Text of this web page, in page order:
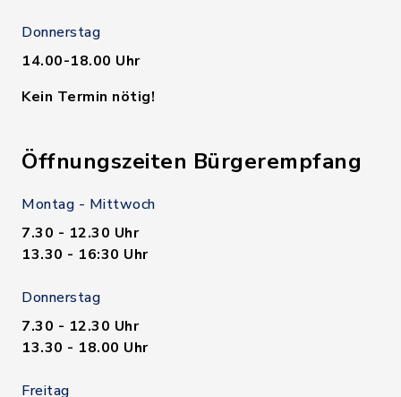
Donnerstag
14.00-18.00 Uhr
Kein Termin nötig!
Öffnungszeiten Bürgerempfang
Montag - Mittwoch
7.30 - 12.30 Uhr
13.30 - 16:30 Uhr
Donnerstag
7.30 - 12.30 Uhr
13.30 - 18.00 Uhr
Freitag